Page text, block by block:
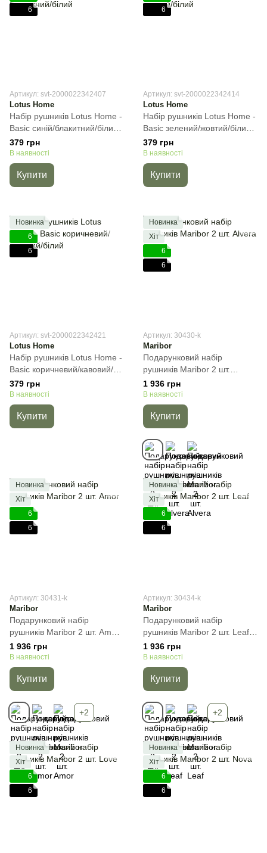
6
Артикул: svt-2000022342407
Lotus Home
Набір рушників Lotus Home -
Basic синій/блакитний/білий,
30х50см (3шт), Для рук
379 грн
В наявності
Купити
6
Артикул: svt-2000022342414
Lotus Home
Набір рушників Lotus Home -
Basic зелений/жовтий/білий,
30х50см (3шт), Для рук
379 грн
В наявності
Купити
Новинка
6
6
Артикул: svt-2000022342421
Lotus Home
Набір рушників Lotus Home -
Basic коричневий/кавовий/
білий, 30х50см (3шт), Для
рук
379 грн
В наявності
Купити
Новинка
Хіт
6
6
Артикул: 30430-k
Maribor
Подарунковий набір
рушників Maribor 2 шт.
Alvera, Молочний, 2пр
(50х90+70х140) см, Набір
1 936 грн
В наявності
Купити
Новинка
Хіт
6
6
Артикул: 30431-k
Maribor
Подарунковий набір
рушників Maribor 2 шт. Amor,
Кремовий, 2пр
(50х90+70х140) см, Набір
1 936 грн
В наявності
Купити
+2
Новинка
Хіт
6
6
Артикул: 30434-k
Maribor
Подарунковий набір
рушників Maribor 2 шт. Leaf,
Графіт, 2пр (50х90+70х140)
см, Набір
1 936 грн
В наявності
Купити
+2
Новинка
Хіт
6
6
Новинка
Хіт
6
6